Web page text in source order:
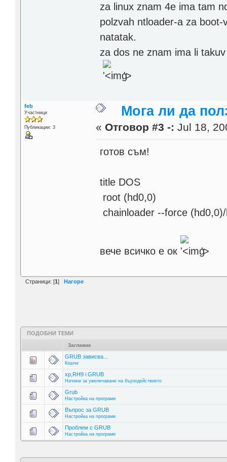
za linux znam 4e ima tam
polzvah ntloader-a za
natatak.
za dos ne znam ima li
'>
feb
Участници
Публикации: 3
Мога ли да
« Отговор #3 -: Jul 18,
готов съм!
title DOS
root (hd0,0)
chainloader --force
вече всичко е ок '>
Страници: [1] Нагоре
ПОДОБНИ ТЕМИ
Заглавие
GRUB зависва...
Кошче
xp,RH9 i GRUB
Начини за увеличаване на бързодействието
Grub
Настройка на програми
Въпрос за GRUB
Настройка на програми
Проблем с GRUB
Настройка на програми